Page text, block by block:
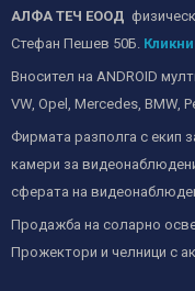
АЛФА ТЕЧ ЕООД
Стефан Пешев 50Б.
Вносител на ANDROID
VW, Opel, Mercedes, BMW,
Фирмата разполга с екип
камери за
сферата на
Продажба на соларно
Прожектори и челници с